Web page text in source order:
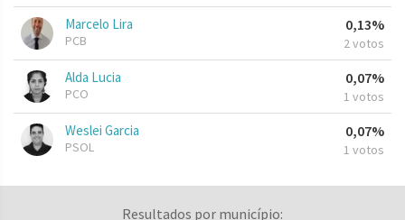
Marcelo Lira
PCB
0,13%
2 votos
Alda Lucia
PCO
0,07%
1 votos
Weslei Garcia
PSOL
0,07%
1 votos
Resultados por município: